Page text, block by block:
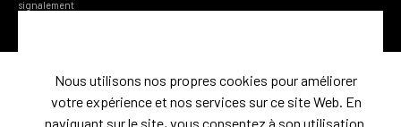
signalement
Nous utilisons nos propres cookies pour améliorer
votre expérience et nos services sur ce site Web. En
naviguant sur le site, vous consentez à son utilisation.